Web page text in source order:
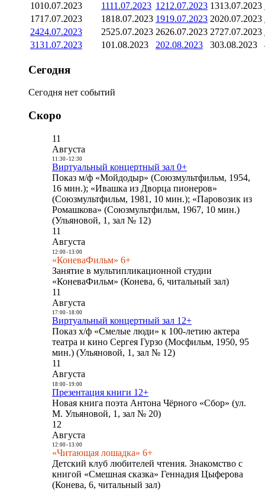
1010.07.2023 1111.07.2023 1212.07.2023 1313.07.2023
1717.07.2023 1818.07.2023 1919.07.2023 2020.07.2023
2424.07.2023 2525.07.2023 2626.07.2023 2727.07.2023
3131.07.2023 101.08.2023 202.08.2023 303.08.2023
Сегодня
Сегодня нет событий
Скоро
11
Августа
11:30- 12:30
Виртуальный концертный зал 0+
Показ м/ф «Мойдодыр» (Союзмультфильм, 1954,
16 мин.); «Ивашка из Дворца пионеров»
(Союзмультфильм, 1981, 10 мин.); «Паровозик из
Ромашкова» (Союзмультфильм, 1967, 10 мин.)
(Ульяновой, 1, зал № 12)
11
Августа
12:00- 13:00
«КоневаФильм» 6+
Занятие в мультипликационной студии
«КоневаФильм» (Конева, 6, читальный зал)
11
Августа
17:00- 18:00
Виртуальный концертный зал 12+
Показ х/ф «Смелые люди» к 100-летию актера
театра и кино Сергея Гурзо (Мосфильм, 1950, 95
мин.) (Ульяновой, 1, зал № 12)
11
Августа
18:00- 19:00
Презентация книги 12+
Новая книга поэта Антона Чёрного «Сбор» (ул.
М. Ульяновой, 1, зал № 20)
12
Августа
12:00- 13:00
«Читающая лошадка» 6+
Детский клуб любителей чтения. Знакомство с
книгой «Смешная сказка» Геннадия Цыферова
(Конева, 6, читальный зал)